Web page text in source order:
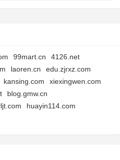
99mart.cn
4126.net
laoren.cn
edu.zjrxz.com
kansing.com
xiexingwen.com
blog.gmw.cn
huayin114.com